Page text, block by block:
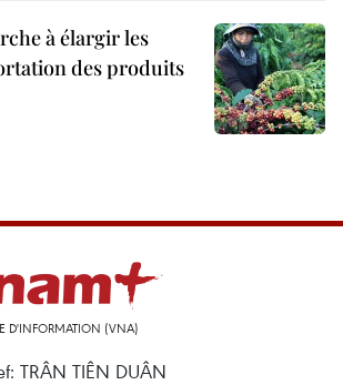
à élargir les
des produits
D'INFORMATION (VNA)
TRÂN TIÊN DUÂN